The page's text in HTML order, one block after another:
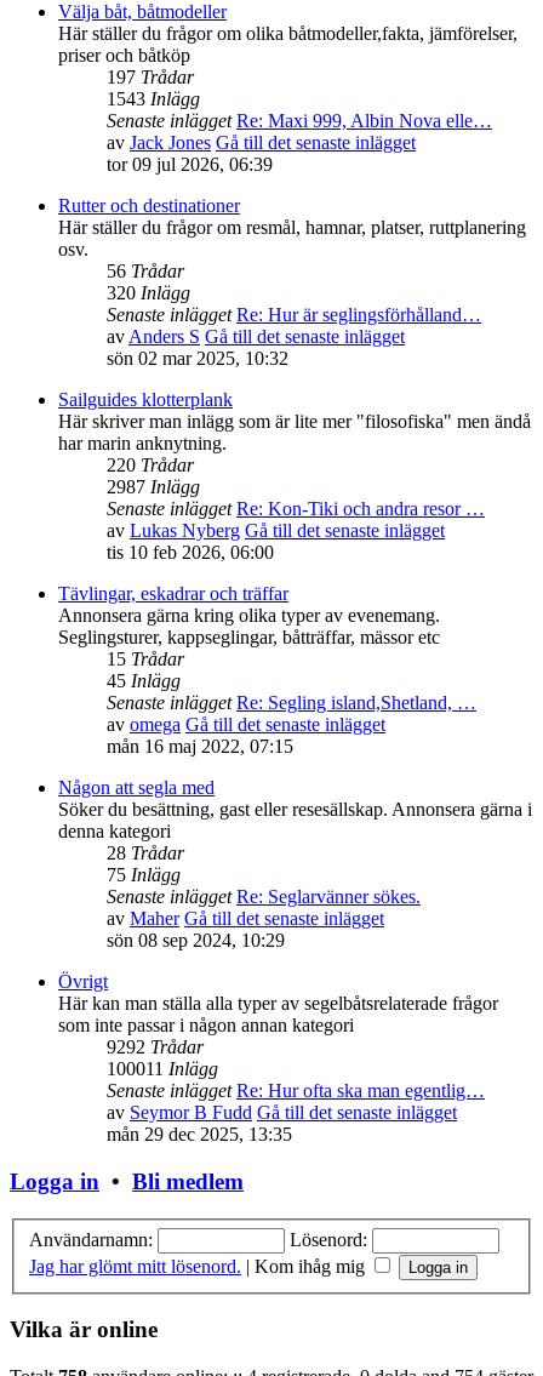
Välja båt, båtmodeller
Här ställer du frågor om olika båtmodeller,fakta, jämförelser,
priser och båtköp
197 Trådar
1543 Inlägg
Senaste inlägget Re: Maxi 999, Albin Nova elle…
av Jack Jones Gå till det senaste inlägget
tor 09 jul 2026, 06:39
Rutter och destinationer
Här ställer du frågor om resmål, hamnar, platser, ruttplanering
osv.
56 Trådar
320 Inlägg
Senaste inlägget Re: Hur är seglingsförhålland…
avAnders S Gå till det senaste inlägget
sön 02 mar 2025, 10:32
Sailguides klotterplank
Här skriver man inlägg som är lite mer "filosofiska" men ändå
har marin anknytning.
220 Trådar
2987 Inlägg
Senaste inlägget Re: Kon-Tiki och andra resor …
av Lukas Nyberg Gå till det senaste inlägget
tis 10 feb 2026, 06:00
Tävlingar, eskadrar och träffar
Annonsera gärna kring olika typer av evenemang.
Seglingsturer, kappseglingar, båtträffar, mässor etc
15 Trådar
45 Inlägg
Senaste inlägget Re: Segling island,Shetland, …
av omega Gå till det senaste inlägget
mån 16 maj 2022, 07:15
Någon att segla med
Söker du besättning, gast eller resesällskap. Annonsera gärna i
denna kategori
28 Trådar
75 Inlägg
Senaste inlägget Re: Seglarvänner sökes.
av Maher Gå till det senaste inlägget
sön 08 sep 2024, 10:29
Övrigt
Här kan man ställa alla typer av segelbåtsrelaterade frågor
som inte passar i någon annan kategori
9292 Trådar
100011 Inlägg
Senaste inlägget Re: Hur ofta ska man egentlig…
av Seymor B Fudd Gå till det senaste inlägget
mån 29 dec 2025, 13:35
Logga in • Bli medlem
Användarnamn:
Lösenord:
Jag har glömt mitt lösenord. | Kom ihåg mig
Vilka är online